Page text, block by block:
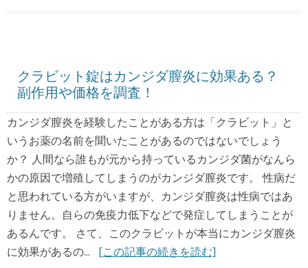
クラビット錠はカンジダ膣炎に効果ある？
副作用や価格を調査！
カンジダ膣炎を経験したことがある方は「クラビット」と
いうお薬の名前を聞いたことがあるのではないでしょう
か？ 人間なら誰もが元から持っているカンジダ菌がなんら
かの原因で増殖してしまうのがカンジダ膣炎です。 性病だ
と思われている方がいますが、カンジダ膣炎は性病ではあ
りません。自らの免疫力低下などで発症してしまうことが
あるんです。 さて、このクラビットが本当にカンジダ膣炎
に効果があるの... [この記事の続きを読む]